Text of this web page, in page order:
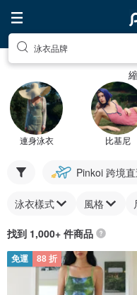
泳衣品牌
連身泳衣 比基尼
Pinkoi 跨境
泳衣樣式 風格
找到 1,000+ 件商品
免運 88 折